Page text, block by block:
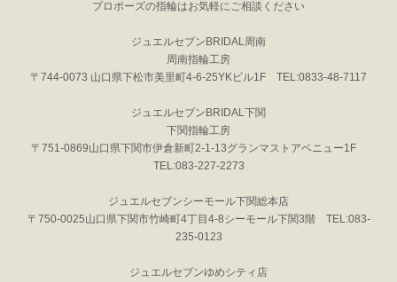
プロポーズの指輪はお気軽にご相談ください
ジュエルセブンBRIDAL周南
周南指輪工房
〒744-0073 山口県下松市美里町4-6-25YKビル1F TEL:0833-48-7117
ジュエルセブンBRIDAL下関
下関指輪工房
〒751-0869山口県下関市伊倉新町2-1-13グランマストアベニュー1F
TEL:083-227-2273
ジュエルセブンシーモール下関総本店
〒750-0025山口県下関市竹崎町4丁目4-8シーモール下関3階 TEL:083-
235-0123
ジュエルセブンゆめシティ店